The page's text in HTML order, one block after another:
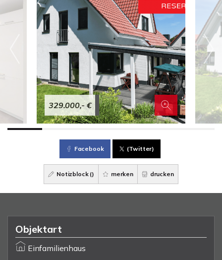
329.000,- €
Facebook (Twitter)
Notizblock () merken drucken
Objektart
Einfamilienhaus